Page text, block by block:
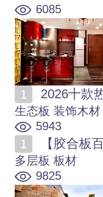
6085
2026十款
生态板 装饰木材
5943
【胶合板
多层板 板材
9825